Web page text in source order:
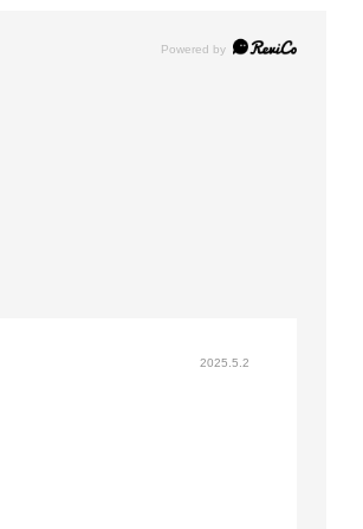
2025.5.2